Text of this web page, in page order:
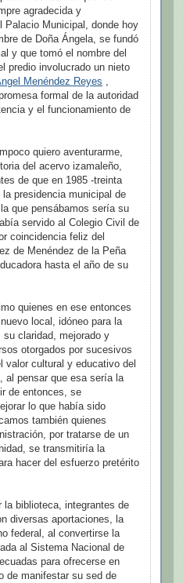
agradecida y
Palacio Municipal, donde hoy
de Doña Ángela, se fundó
y que tomó el nombre del
predio involucrado un nieto
Menéndez Reyes
formal de la autoridad
y el funcionamiento de
quiero aventurarme,
del acervo izamaleño,
de que en 1985 -treinta
presidencia municipal de
que pensábamos sería su
servido al Colegio Civil de
coincidencia feliz del
de Menéndez de la Peña
hasta el año de su
quienes en ese entonces
local, idóneo para la
claridad, mejorado y
otorgados por sucesivos
valor cultural y educativo del
al pensar que esa sería la
de entonces, se
lo que había sido
también quienes
por tratarse de un
se transmitiría la
hacer del esfuerzo pretérito
la biblioteca, integrantes de
diversas aportaciones, la
federal, al convertirse la
al Sistema Nacional de
para ofrecerse en
de manifestar su sed de